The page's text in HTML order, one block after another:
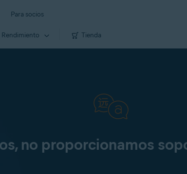
Para socios
Rendimiento Tienda
no proporcionamos